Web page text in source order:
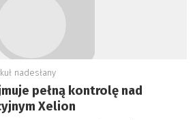
nadesłany
pełną kontrolę nad
Xelion